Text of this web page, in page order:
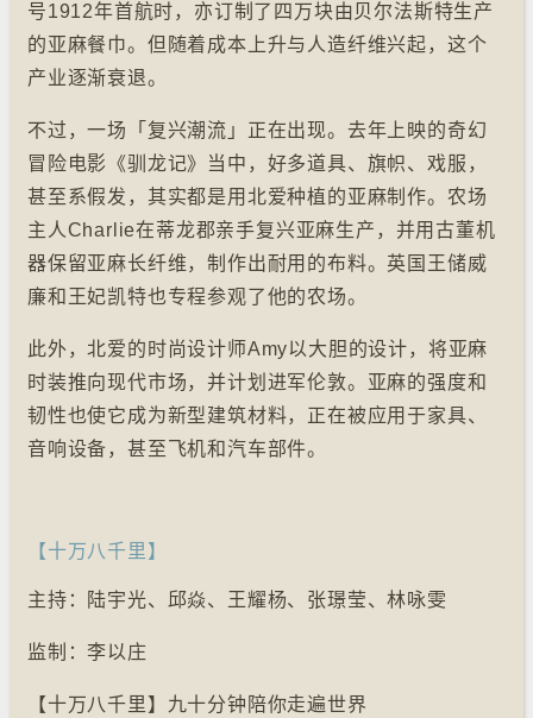
号1912年首航时，亦订制了四万块由贝尔法斯特生产
的亚麻餐巾。但随着成本上升与人造纤维兴起，这个
产业逐渐衰退。
不过，一场「复兴潮流」正在出现。去年上映的奇幻
冒险电影《驯龙记》当中，好多道具、旗帜、戏服，
甚至系假发，其实都是用北爱种植的亚麻制作。农场
主人Charlie在蒂龙郡亲手复兴亚麻生产，并用古董机
器保留亚麻长纤维，制作出耐用的布料。英国王储威
廉和王妃凯特也专程参观了他的农场。
此外，北爱的时尚设计师Amy以大胆的设计，将亚麻
时装推向现代市场，并计划进军伦敦。亚麻的强度和
韧性也使它成为新型建筑材料，正在被应用于家具、
音响设备，甚至飞机和汽车部件。
【十万八千里】
主持：陆宇光、邱焱、王耀杨、张璟莹、林咏雯
监制：李以庄
【十万八千里】九十分钟陪你走遍世界